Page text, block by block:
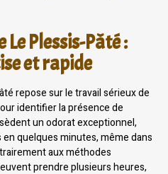
Plessis-Pâté :
et rapide
repose sur le travail sérieux de
identifier la présence de
un odorat exceptionnel,
quelques minutes, même dans
aux méthodes
prendre plusieurs heures,